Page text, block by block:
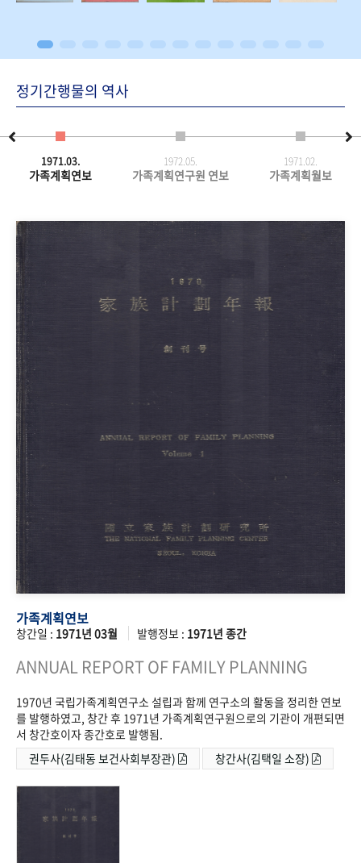
정기간행물의 역사
1971.03.
가족계획연보
1972.05.
가족계획연구원 연보
1971.02.
가족계획월보
가족계획연보
창간일 : 1971년 03월 발행정보 : 1971년 종간
ANNUAL REPORT OF FAMILY PLANNING
1970년 국립가족계획연구소 설립과 함께 연구소의 활동을 정리한 연보
를 발행하였고, 창간 후 1971년 가족계획연구원으로의 기관이 개편되면
서 창간호이자 종간호로 발행됨.
권두사(김태동 보건사회부장관)
창간사(김택일 소장)